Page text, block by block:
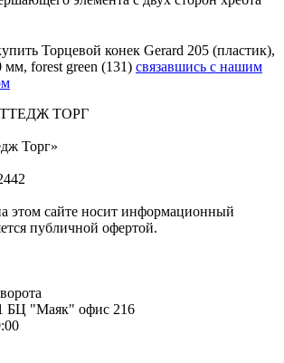
Торцевой конек Gerard 205 (пластик),
мм, forest green (131) связавшись с нашим
ТОРГ
Торг»
этом сайте носит информационный
публичной офертой.
БЦ "Маяк" офис 216